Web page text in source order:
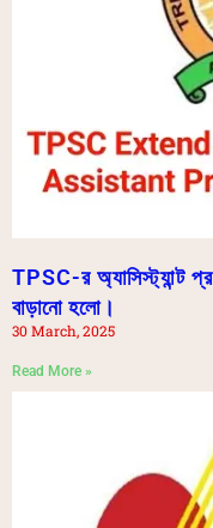
TPSC-র অ্যাসিস্ট্যান্ট
বাড়ানো হলো।
30 March, 2025
Read More »